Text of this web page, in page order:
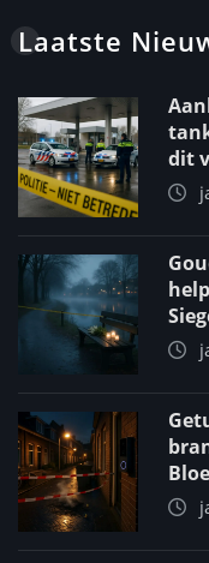
Laatste
dit